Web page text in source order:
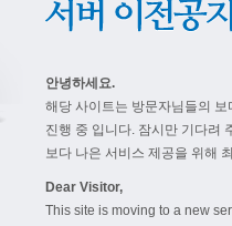
안녕하세요.
해당 사이트는 방문자님들의 보
진행 중 입니다. 잠시만 기다려
보다 나은 서비스 제공을 위해
Dear Visitor,
This site is moving to a new